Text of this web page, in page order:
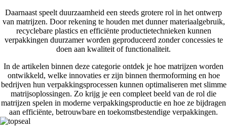
Daarnaast speelt duurzaamheid een steeds grotere rol in het ontwerp
van matrijzen. Door rekening te houden met dunner materiaalgebruik,
recyclebare plastics en efficiënte productietechnieken kunnen
verpakkingen duurzamer worden geproduceerd zonder concessies te
doen aan kwaliteit of functionaliteit.
In de artikelen binnen deze categorie ontdek je hoe matrijzen worden
ontwikkeld, welke innovaties er zijn binnen thermoforming en hoe
bedrijven hun verpakkingsprocessen kunnen optimaliseren met slimme
matrijsoplossingen. Zo krijg je een compleet beeld van de rol die
matrijzen spelen in moderne verpakkingsproductie en hoe ze bijdragen
aan efficiënte, betrouwbare en toekomstbestendige verpakkingen.